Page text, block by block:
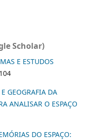
Scholar)
E ESTUDOS
104
GEOGRAFIA DA
ANALISAR O ESPAÇO
DO ESPAÇO: